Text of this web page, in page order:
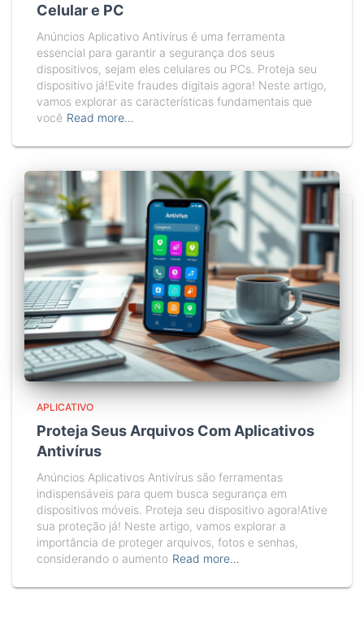
Celular e PC
Anúncios Aplicativo Antivírus é uma ferramenta
essencial para garantir a segurança dos seus
dispositivos, sejam eles celulares ou PCs. Proteja seu
dispositivo já!Evite fraudes digitais agora! Neste artigo,
vamos explorar as características fundamentais que
você Read more…
APLICATIVO
Proteja Seus Arquivos Com Aplicativos
Antivírus
Anúncios Aplicativos Antivírus são ferramentas
indispensáveis para quem busca segurança em
dispositivos móveis. Proteja seu dispositivo agora!Ative
sua proteção já! Neste artigo, vamos explorar a
importância de proteger arquivos, fotos e senhas,
considerando o aumento Read more…